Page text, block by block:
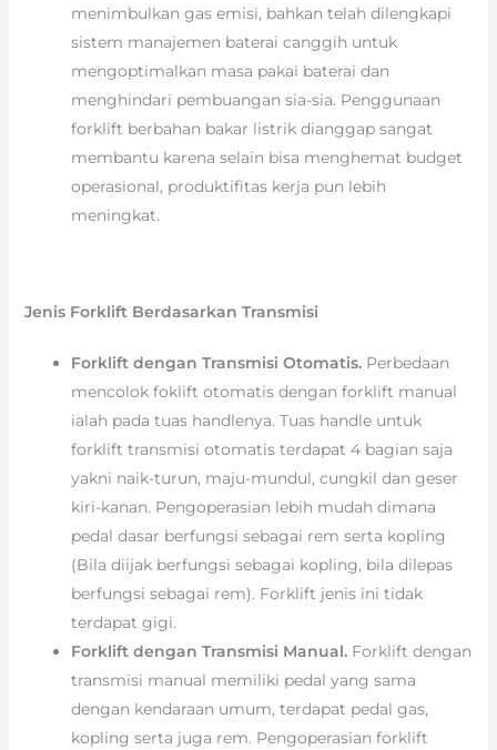
menimbulkan gas emisi, bahkan telah dilengkapi
sistem manajemen baterai canggih untuk
mengoptimalkan masa pakai baterai dan
menghindari pembuangan sia-sia. Penggunaan
forklift berbahan bakar listrik dianggap sangat
membantu karena selain bisa menghemat budget
operasional, produktifitas kerja pun lebih
meningkat.
Jenis Forklift Berdasarkan Transmisi
Forklift dengan Transmisi Otomatis. Perbedaan
mencolok foklift otomatis dengan forklift manual
ialah pada tuas handlenya. Tuas handle untuk
forklift transmisi otomatis terdapat 4 bagian saja
yakni naik-turun, maju-mundul, cungkil dan geser
kiri-kanan. Pengoperasian lebih mudah dimana
pedal dasar berfungsi sebagai rem serta kopling
(Bila diijak berfungsi sebagai kopling, bila dilepas
berfungsi sebagai rem). Forklift jenis ini tidak
terdapat gigi.
Forklift dengan Transmisi Manual.Forklift dengan
transmisi manual memiliki pedal yang sama
dengan kendaraan umum, terdapat pedal gas,
kopling serta juga rem. Pengoperasian forklift